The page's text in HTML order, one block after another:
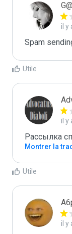
il y
Spam
Utile
il y
Рассылка
Montrer la
Utile
il y